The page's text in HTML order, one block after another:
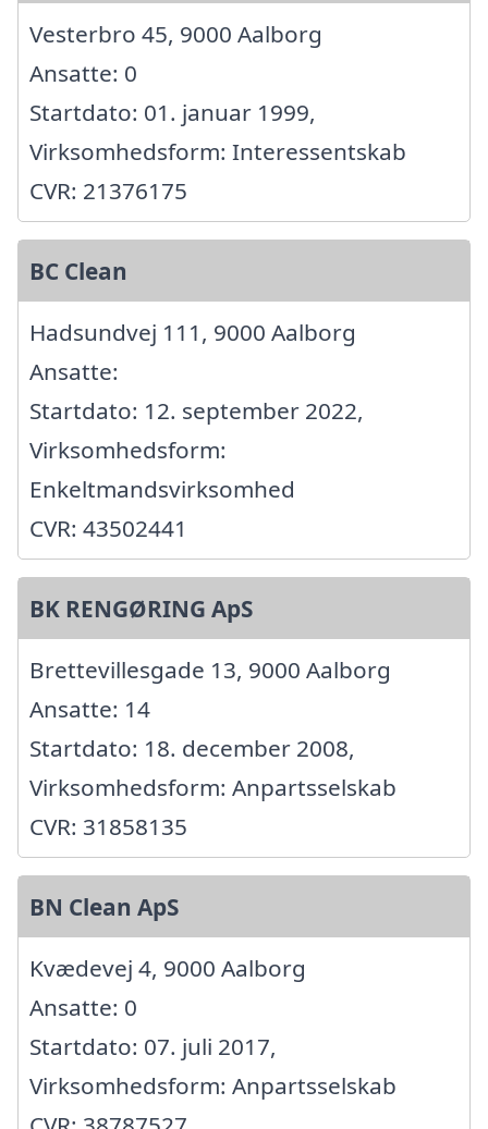
Vesterbro 45, 9000 Aalborg
Ansatte: 0
Startdato: 01. januar 1999,
Virksomhedsform: Interessentskab
CVR: 21376175
BC Clean
Hadsundvej 111, 9000 Aalborg
Ansatte:
Startdato: 12. september 2022,
Virksomhedsform:
Enkeltmandsvirksomhed
CVR: 43502441
BK RENGØRING ApS
Brettevillesgade 13, 9000 Aalborg
Ansatte: 14
Startdato: 18. december 2008,
Virksomhedsform: Anpartsselskab
CVR: 31858135
BN Clean ApS
Kvædevej 4, 9000 Aalborg
Ansatte: 0
Startdato: 07. juli 2017,
Virksomhedsform: Anpartsselskab